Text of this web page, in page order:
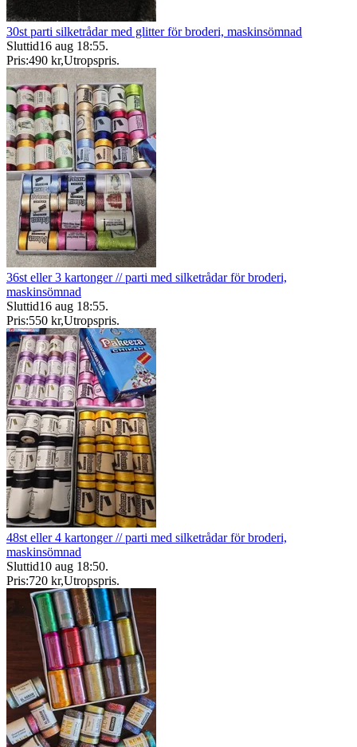
30st parti silketrådar med glitter för broderi, maskinsömnad
Sluttid16 aug 18:55.
Pris:490 kr,Utropspris.
36st eller 3 kartonger // parti med silketrådar för broderi,
maskinsömnad
Sluttid16 aug 18:55.
Pris:550 kr,Utropspris.
48st eller 4 kartonger // parti med silketrådar för broderi,
maskinsömnad
Sluttid10 aug 18:50.
Pris:720 kr,Utropspris.